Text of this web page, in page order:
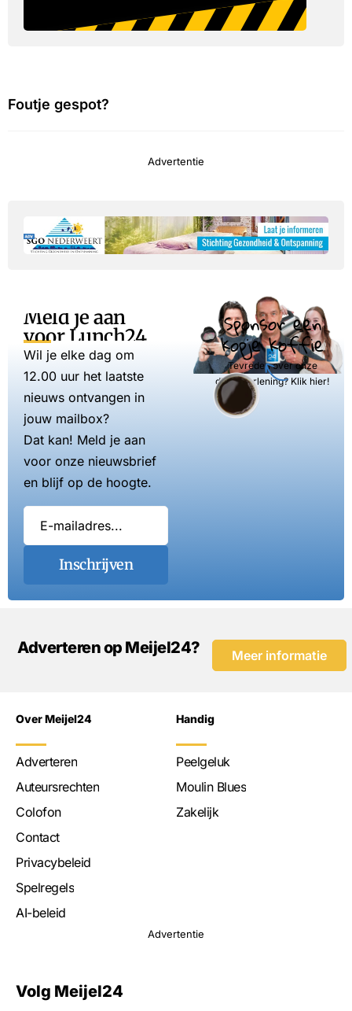
Foutje gespot?
Advertentie
Meld je aan
voor Lunch24
Wil je elke dag om
12.00 uur het laatste
nieuws ontvangen in
jouw mailbox?
Dat kan! Meld je aan
voor onze nieuwsbrief
en blijf op de hoogte.
Inschrijven
Sponsor een
kopje koffie
Tevreden over onze
dienstverlening? Klik hier!
Adverteren op Meijel24? Meer informatie
Over Meijel24
Adverteren
Auteursrechten
Colofon
Contact
Privacybeleid
Spelregels
AI-beleid
Handig
Peelgeluk
Moulin Blues
Zakelijk
Advertentie
Volg Meijel24